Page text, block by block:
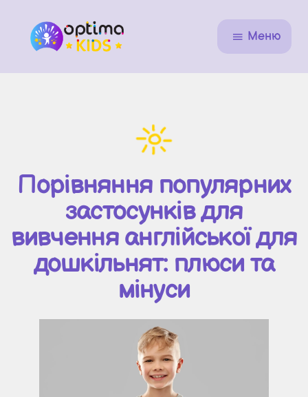
Меню
Порівняння популярних
застосунків для
вивчення англійської для
дошкільнят: плюси та
мінуси